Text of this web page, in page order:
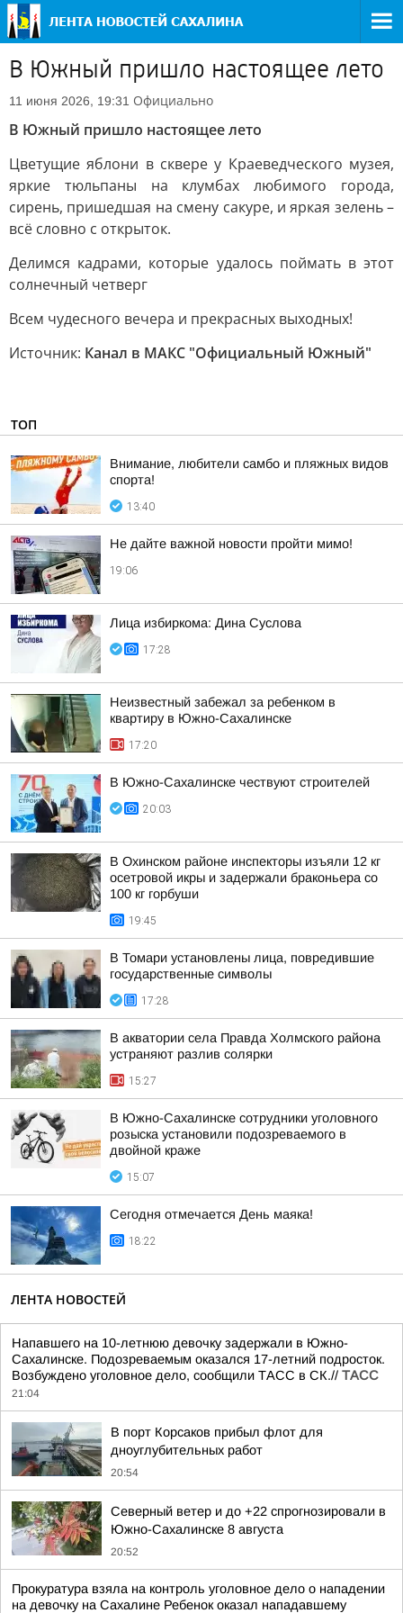
В Южный пришло настоящее лето
11 июня 2026, 19:31 Официально
В Южный пришло настоящее лето
Цветущие яблони в сквере у Краеведческого музея,
яркие тюльпаны на клумбах любимого города,
сирень, пришедшая на смену сакуре, и яркая зелень –
всё словно с открыток.
Делимся кадрами, которые удалось поймать в этот
солнечный четверг
Всем чудесного вечера и прекрасных выходных!
Источник: Канал в МАКС "Официальный Южный"
ТОП
Внимание, любители самбо и пляжных видов
спорта!
13:40
Не дайте важной новости пройти мимо!
19:06
Лица избиркома: Дина Суслова
17:28
Неизвестный забежал за ребенком в
квартиру в Южно-Сахалинске
17:20
В Южно-Сахалинске чествуют строителей
20:03
В Охинском районе инспекторы изъяли 12 кг
осетровой икры и задержали браконьера со
100 кг горбуши
19:45
В Томари установлены лица, повредившие
государственные символы
17:28
В акватории села Правда Холмского района
устраняют разлив солярки
15:27
В Южно-Сахалинске сотрудники уголовного
розыска установили подозреваемого в
двойной краже
15:07
Сегодня отмечается День маяка!
18:22
ЛЕНТА НОВОСТЕЙ
Напавшего на 10-летнюю девочку задержали в Южно-
Сахалинске. Подозреваемым оказался 17-летний подросток.
Возбуждено уголовное дело, сообщили ТАСС в СК.// ТАСС
21:04
В порт Корсаков прибыл флот для
дноуглубительных работ
20:54
Северный ветер и до +22 спрогнозировали в
Южно-Сахалинске 8 августа
20:52
Прокуратура взяла на контроль уголовное дело о нападении
на девочку на Сахалине Ребенок оказал нападавшему